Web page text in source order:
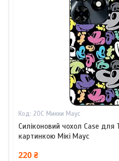
20С Микки Маус
Силіконовий чохол Case для
картинкою Мікі Маус
220 ₴